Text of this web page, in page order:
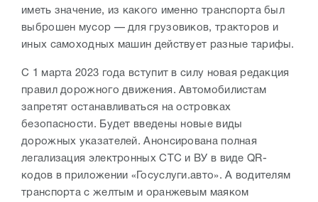
иметь значение, из какого именно транспорта был
выброшен мусор — для грузовиков, тракторов и
иных самоходных машин действует разные тарифы.
С 1 марта 2023 года вступит в силу новая редакция
правил дорожного движения. Автомобилистам
запретят останавливаться на островках
безопасности. Будет введены новые виды
дорожных указателей. Анонсирована полная
легализация электронных СТС и ВУ в виде QR-
кодов в приложении «Госуслуги.авто». А водителям
транспорта с желтым и оранжевым маяком